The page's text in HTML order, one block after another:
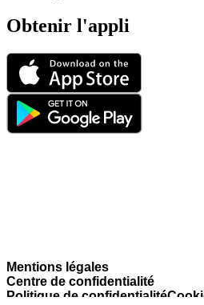
Obtenir l'appli
Mentions légales
Centre de confidentialité
Politique de confidentialité